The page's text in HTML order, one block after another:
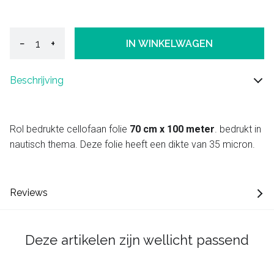
− + IN WINKELWAGEN
Beschrijving
Rol bedrukte cellofaan folie 70 cm x 100 meter. bedrukt in
nautisch thema. Deze folie heeft een dikte van 35 micron.
Reviews
Deze artikelen zijn wellicht passend